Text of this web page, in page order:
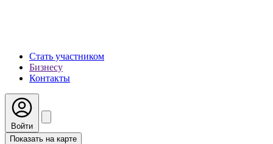
Стать участником
Бизнесу
Контакты
Войти
Показать на карте